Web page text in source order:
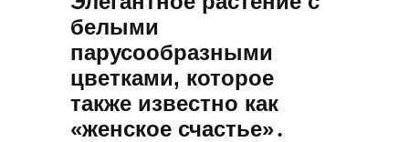
белыми
парусообразными
цветками, которое
также известно как
«женское счастье»․